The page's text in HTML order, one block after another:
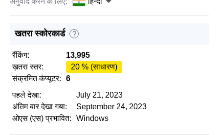
खतरा स्कोरकार्ड ?
रैंकिंग:
13,995
ख़तरा स्तर:
20 % (साधारण)
संक्रमित कंप्यूटर:
6
पहले देखा:
July 21, 2023
अंतिम बार देखा गया:
September 24, 2023
ओएस (एस) प्रभावित:
Windows